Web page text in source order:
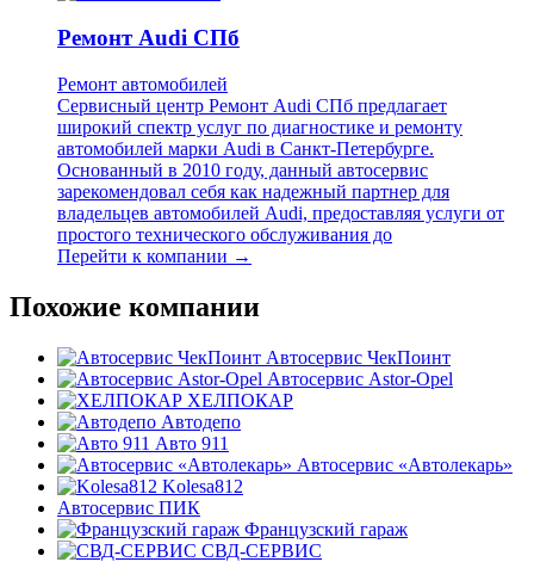
Ремонт Audi СПб
Ремонт автомобилей
Сервисный центр Ремонт Audi СПб предлагает
широкий спектр услуг по диагностике и ремонту
автомобилей марки Audi в Санкт-Петербурге.
Основанный в 2010 году, данный автосервис
зарекомендовал себя как надежный партнер для
владельцев автомобилей Audi, предоставляя услуги от
простого технического обслуживания до
Перейти к компании →
Похожие компании
Автосервис ЧекПоинт
Автосервис Astor-Opel
ХЕЛПОКАР
Автодепо
Авто 911
Автосервис «Автолекарь»
Kolesa812
Автосервис ПИК
Французский гараж
СВД-СЕРВИС